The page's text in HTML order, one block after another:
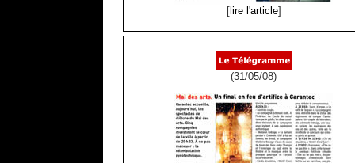
[lire l'article]
(31/05/08)